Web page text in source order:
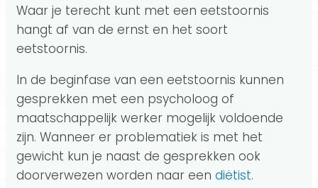
Waar je terecht kunt met een eetstoornis
hangt af van de ernst en het soort
eetstoornis.
In de beginfase van een eetstoornis kunnen
gesprekken met een psycholoog of
maatschappelijk werker mogelijk voldoende
zijn. Wanneer er problematiek is met het
gewicht kun je naast de gesprekken ook
doorverwezen worden naar een diëtist.